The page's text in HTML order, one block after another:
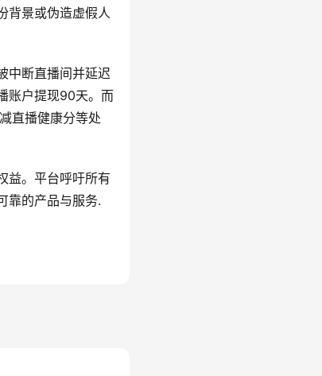
背景或伪造虚假人
中断直播间并延迟
账户提现90天。而
直播健康分等处
益。平台呼吁所有
靠的产品与服务.